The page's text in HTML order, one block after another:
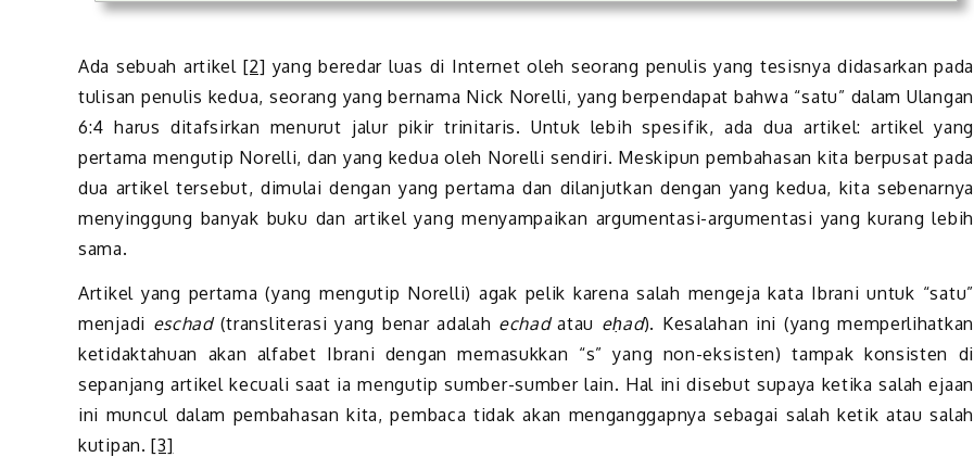
Ada sebuah artikel [2] yang beredar luas di Internet oleh seorang penulis yang tesisnya didasarkan pada
tulisan penulis kedua, seorang yang bernama Nick Norelli, yang berpendapat bahwa “satu” dalam Ulangan
6:4 harus ditafsirkan menurut jalur pikir trinitaris. Untuk lebih spesifik, ada dua artikel: artikel yang
pertama mengutip Norelli, dan yang kedua oleh Norelli sendiri. Meskipun pembahasan kita berpusat pada
dua artikel tersebut, dimulai dengan yang pertama dan dilanjutkan dengan yang kedua, kita sebenarnya
menyinggung banyak buku dan artikel yang menyampaikan argumentasi-argumentasi yang kurang lebih
sama.
Artikel yang pertama (yang mengutip Norelli) agak pelik karena salah mengeja kata Ibrani untuk “satu”
menjadi eschad(transliterasi yang benar adalah echadatau eḥad). Kesalahan ini (yang memperlihatkan
ketidaktahuan akan alfabet Ibrani dengan memasukkan “s” yang non-eksisten) tampak konsisten di
sepanjang artikel kecuali saat ia mengutip sumber-sumber lain. Hal ini disebut supaya ketika salah ejaan
ini muncul dalam pembahasan kita, pembaca tidak akan menganggapnya sebagai salah ketik atau salah
kutipan.[3]